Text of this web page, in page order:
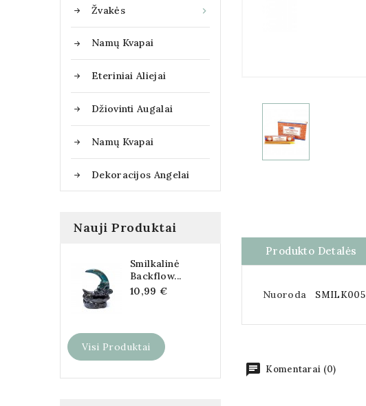

Žvakės
Namų Kvapai
Eteriniai Aliejai
Džiovinti Augalai
Namų Kvapai
Dekoracijos Angelai
Nauji Produktai
Smilkalinė
Backflow...
10,99 €
Visi Produktai
Produkto Detalės
Nuoroda SMILK005
chat Komentarai (0)